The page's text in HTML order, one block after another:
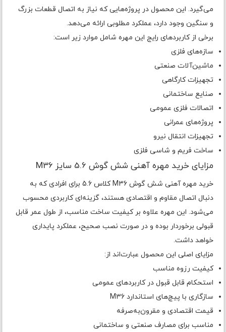
می‌گیرد. این محصول در پروژه‌هایی که نیاز به اتصال قطعات بزرگ
و سنگین وجود دارد، عملکرد مطلوبی ارائه می‌دهد.
برخی از کاربردهای رایج این مهره شامل موارد زیر است:
سازه‌های فلزی
ماشین‌آلات صنعتی
تجهیزات کارگاهی
صنایع ساختمانی
اتصالات فلزی عمومی
پروژه‌های عمرانی
تجهیزات انتقال نیرو
ساخت فریم و شاسی فلزی
مزایای خرید مهره آهنی شش گوش 5.6 سایز M36
خرید مهره آهنی شش گوش M36 کلاس 5.6 برای افرادی که به
دنبال اتصال مقاوم و اقتصادی هستند، گزینه‌ای کاربردی محسوب
می‌شود. این مهره علاوه بر کیفیت ساخت مناسب، از طول عمر قابل
قبولی برخوردار بوده و در صورت نصب صحیح، عملکرد پایداری
خواهد داشت.
مزایای اصلی این محصول عبارت‌اند از:
کیفیت رزوه مناسب
استحکام قابل قبول در کاربردهای عمومی
سازگاری با پیچ‌های استاندارد M36
قیمت اقتصادی و مقرون‌به‌صرفه
مناسب برای مصارف صنعتی و ساختمانی